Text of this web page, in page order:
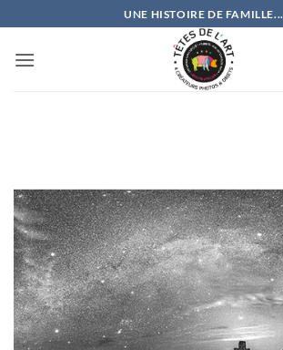
au
contenu
UNE HISTOIRE DE FAMILLE...